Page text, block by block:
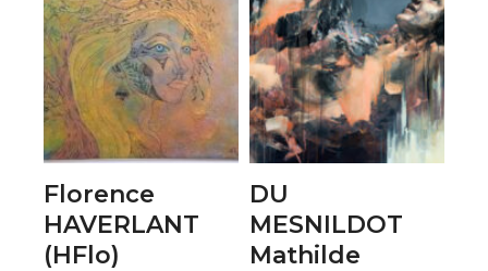
Florence
HAVERLANT
(HFlo)
DU
MESNILDOT
Mathilde